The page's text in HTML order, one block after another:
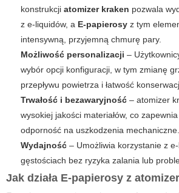
konstrukcji atomizer kraken pozwala
z e-liquidów, a E-papierosy z tym
intensywną, przyjemną chmurę pary.
Możliwość personalizacji –
wybór opcji konfiguracji, w tym zmianę
przepływu powietrza i łatwość
Trwałość i bezawaryjność – atomizer
wysokiej jakości materiałów, co
odporność na uszkodzenia mechaniczne.
Wydajność – Umożliwia korzystanie z
gęstościach bez ryzyka zalania lub
Jak działa E-papierosy z